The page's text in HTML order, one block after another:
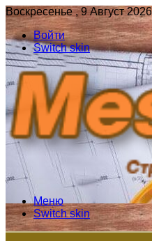
Воскресенье , 9 Август 2026
Войти
Switch skin
Меню
Switch skin